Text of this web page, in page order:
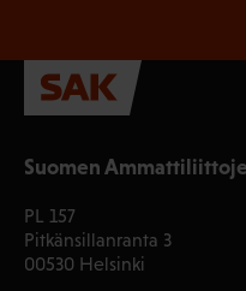
Suomen
PL 157
Pitkänsillanranta 3
00530 Helsinki